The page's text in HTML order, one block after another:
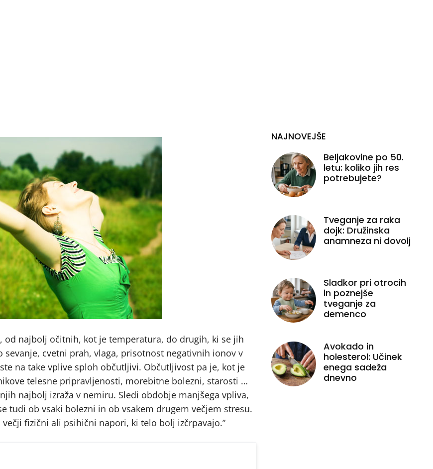
najbolj očitnih, kot je temperatura, do drugih, ki se jih
sevanje, cvetni prah, vlaga, prisotnost negativnih ionov v
na take vplive sploh občutljivi. Občutljivost pa je, kot je
telesne pripravljenosti, morebitne bolezni, starosti …
najbolj izraža v nemiru. Sledi obdobje manjšega vpliva,
tudi ob vsaki bolezni in ob vsakem drugem večjem stresu.
fizični ali psihični napori, ki telo bolj izčrpavajo.”
NAJNOVEJŠE
Beljakovine po 50.
letu: koliko jih res
potrebujete?
Tveganje za raka
dojk: Družinska
anamneza ni dovolj
Sladkor pri otrocih
in poznejše
tveganje za
demenco
Avokado in
holesterol: Učinek
enega sadeža
dnevno